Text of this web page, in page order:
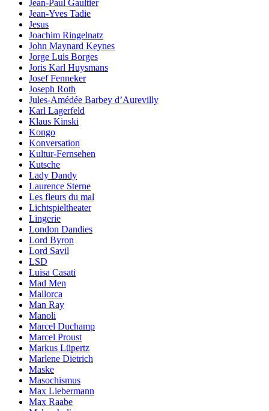
Jean-Paul Gaultier
Jean-Yves Tadie
Jesus
Joachim Ringelnatz
John Maynard Keynes
Jorge Luis Borges
Joris Karl Huysmans
Josef Fenneker
Joseph Roth
Jules-Amédée Barbey d’Aurevilly
Karl Lagerfeld
Klaus Kinski
Kongo
Konversation
Kultur-Fernsehen
Kutsche
Lady Dandy
Laurence Sterne
Les fleurs du mal
Lichtspieltheater
Lingerie
London Dandies
Lord Byron
Lord Savil
LSD
Luisa Casati
Mad Men
Mallorca
Man Ray
Manoli
Marcel Duchamp
Marcel Proust
Markus Lüpertz
Marlene Dietrich
Maske
Masochismus
Max Liebermann
Max Raabe